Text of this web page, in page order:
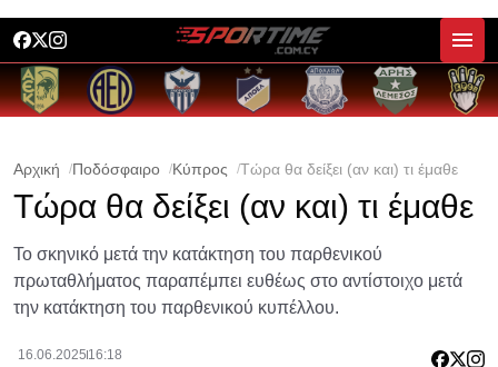
Αρχική Ποδόσφαιρο Κύπρος Τώρα θα δείξει (αν και) τι έμαθε
Τώρα θα δείξει (αν και) τι έμαθε
Το σκηνικό μετά την κατάκτηση του παρθενικού
πρωταθλήματος παραπέμπει ευθέως στο αντίστοιχο μετά
την κατάκτηση του παρθενικού κυπέλλου.
16.06.2025 16:18